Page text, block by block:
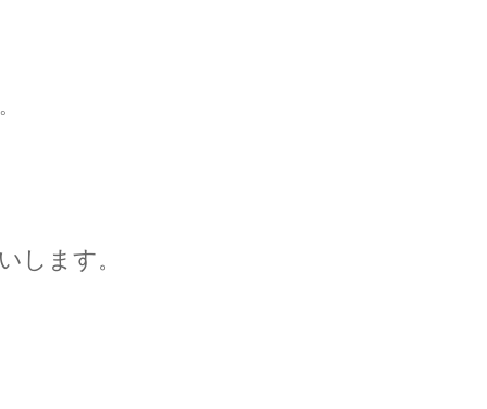
します。